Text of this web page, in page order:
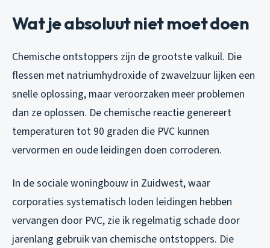
Wat je absoluut niet moet doen
Chemische ontstoppers zijn de grootste valkuil. Die
flessen met natriumhydroxide of zwavelzuur lijken een
snelle oplossing, maar veroorzaken meer problemen
dan ze oplossen. De chemische reactie genereert
temperaturen tot 90 graden die PVC kunnen
vervormen en oude leidingen doen corroderen.
In de sociale woningbouw in Zuidwest, waar
corporaties systematisch loden leidingen hebben
vervangen door PVC, zie ik regelmatig schade door
jarenlang gebruik van chemische ontstoppers. Die